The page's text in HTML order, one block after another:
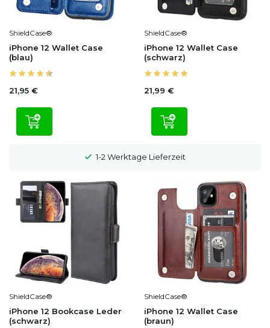
ShieldCase®
iPhone 12 Wallet Case
(blau)
21,95 €
ShieldCase®
iPhone 12 Wallet Case
(schwarz)
21,99 €
1-2 Werktage Lieferzeit
ShieldCase®
iPhone 12 Bookcase Leder
(schwarz)
ShieldCase®
iPhone 12 Wallet Case
(braun)